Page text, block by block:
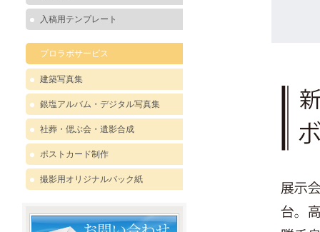
入稿用テンプレート
プロラボサービス
建築写真集
銀塩アルバム・デジタル写真集
社葬・偲ぶ会・遺影合成
ポストカード制作
撮影用オリジナルバック紙